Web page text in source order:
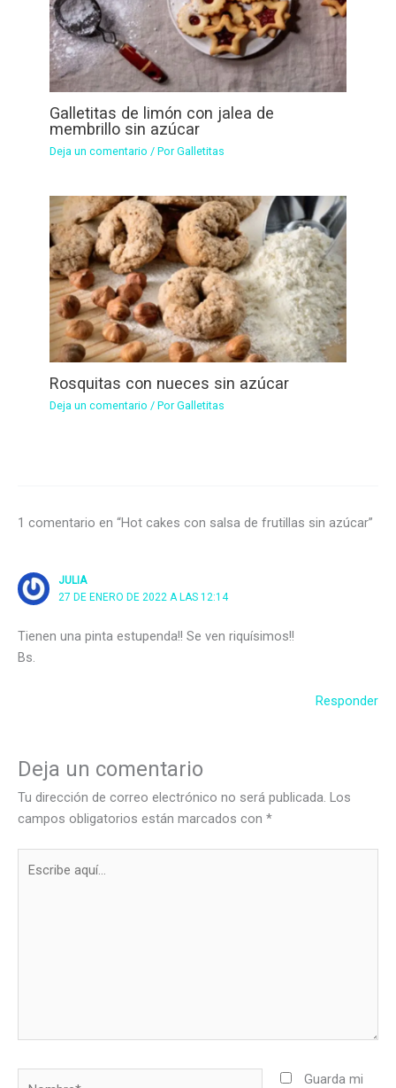
Galletitas de limón con jalea de
membrillo sin azúcar
Deja un comentario / PorGalletitas
Rosquitas con nueces sin azúcar
Deja un comentario / PorGalletitas
1 comentario en “Hot cakes con salsa de frutillas sin azúcar”
JULIA
27 DE ENERO DE 2022 A LAS 12:14
Tienen una pinta estupenda!! Se ven riquísimos!!
Bs.
Responder
Deja un comentario
Tu dirección de correo electrónico no será publicada. Los
campos obligatorios están marcados con *
aquí...
Guarda mi